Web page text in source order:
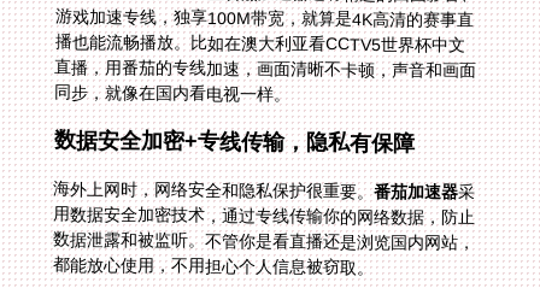
同步，就像在国内看电视一样。
数据安全加密+专线传输，隐私有保障
海外上网时，网络安全和隐私保护很重要。番茄加速器采
用数据安全加密技术，通过专线传输你的网络数据，防止
数据泄露和被监听。不管你是看直播还是浏览国内网站，
都能放心使用，不用担心个人信息被窃取。